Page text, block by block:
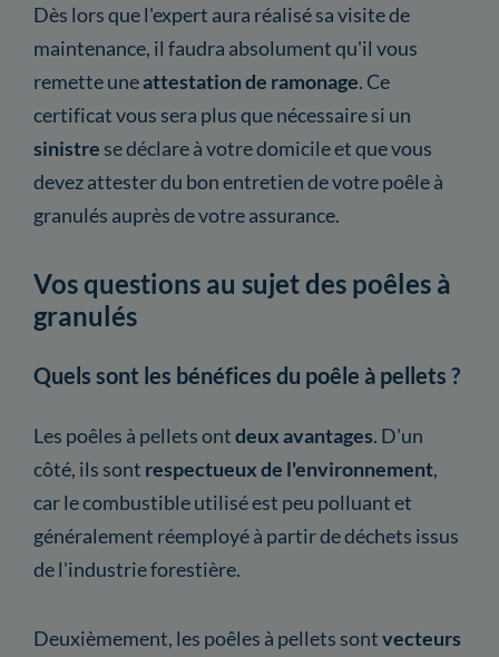
Dès lors que l'expert aura réalisé sa visite de
maintenance, il faudra absolument qu'il vous
remette uneattestationde ramonage. Ce
certificat vous sera plus que nécessaire si un
sinistre se déclare à votre domicile et que vous
devez attester du bon entretien de votre poêle à
granulés auprès de votre assurance.
Vos questions au sujet des poêles à
granulés
Quels sont les bénéfices du poêle à pellets ?
Les poêles à pellets ontdeux avantages. D'un
côté, ils sont respectueux de l'environnement,
car le combustible utilisé est peu polluant et
généralement réemployé à partir de déchets issus
de l'industrie forestière.
Deuxièmement, les poêles à pellets sontvecteurs